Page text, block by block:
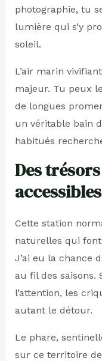
photographie, tu
lumière qui s’y
soleil.
L’air marin
majeur. Tu peux
de longues
un véritable bain
habitués
Des
Cette station
naturelles qui
J’ai eu la chance
au fil des saisons.
l’attention, les
autant le détour.
Le phare,
sur ce territoire